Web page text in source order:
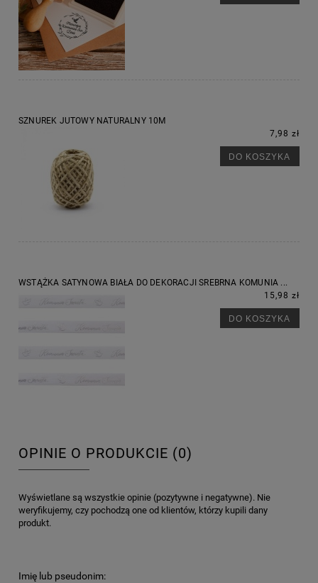
SZNUREK JUTOWY NATURALNY 10M
7,98 zł
DO KOSZYKA
WSTĄŻKA SATYNOWA BIAŁA DO DEKORACJI SREBRNA KOMUNIA ...
15,98 zł
DO KOSZYKA
OPINIE O PRODUKCIE (0)
Wyświetlane są wszystkie opinie (pozytywne i negatywne). Nie
weryfikujemy, czy pochodzą one od klientów, którzy kupili dany
produkt.
Imię lub pseudonim: